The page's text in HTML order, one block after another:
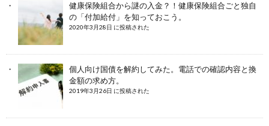
健康保険組合から謎の入金？！健康保険組合ごと独自
の「付加給付」を知っておこう。
2020年3月28日 に投稿された
個人向け国債を解約してみた。電話での確認内容と換
金額の求め方。
2019年3月26日 に投稿された